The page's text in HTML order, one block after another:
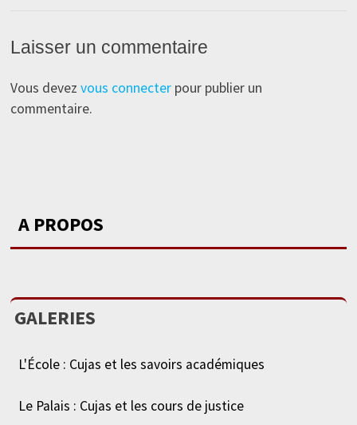
Laisser un commentaire
Vous devez vous connecterpour publier un
commentaire.
A PROPOS
GALERIES
L'École : Cujas et les savoirs académiques
Le Palais : Cujas et les cours de justice